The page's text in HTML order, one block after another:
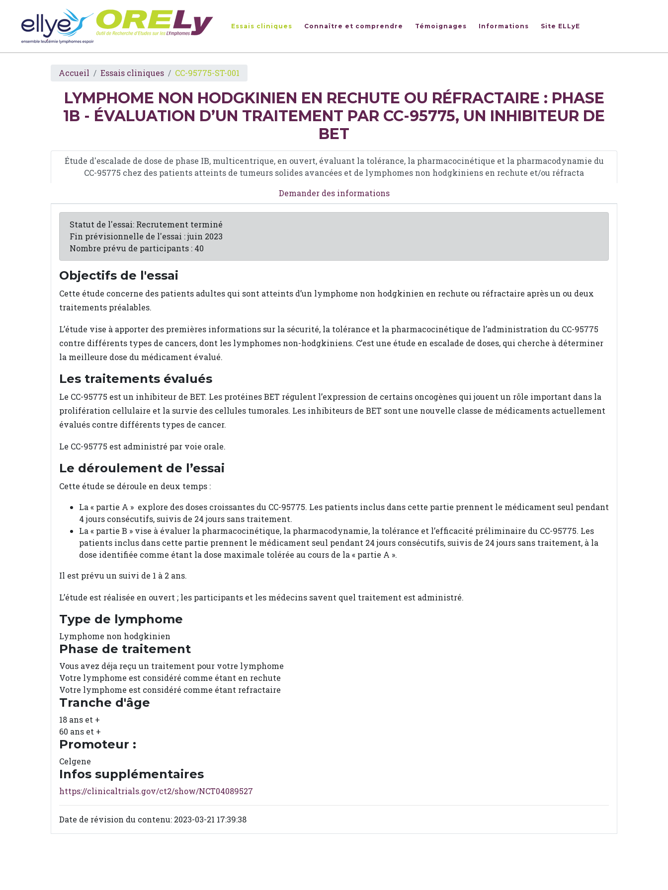
Essais cliniques Connaître et comprendre Témoignages Informations Site ELLyE
Accueil Essais cliniques CC-95775-ST-001
LYMPHOME NON HODGKINIEN EN RECHUTE OU RÉFRACTAIRE : PHASE
1B - ÉVALUATION D’UN TRAITEMENT PAR CC-95775, UN INHIBITEUR DE
BET
Étude d'escalade de dose de phase IB, multicentrique, en ouvert, évaluant la tolérance, la pharmacocinétique et la pharmacodynamie du
CC-95775 chez des patients atteints de tumeurs solides avancées et de lymphomes non hodgkiniens en rechute et/ou réfracta
Demander des informations
Statut de l'essai: Recrutement terminé
Fin prévisionnelle de l'essai : juin 2023
Nombre prévu de participants : 40
Objectifs de l'essai
Cette étude concerne des patients adultes qui sont atteints d’un lymphome non hodgkinien en rechute ou réfractaire après un ou deux
traitements préalables.
L’étude vise à apporter des premières informations sur la sécurité, la tolérance et la pharmacocinétique de l’administration du CC-95775
contre différents types de cancers, dont les lymphomes non-hodgkiniens. C’est une étude en escalade de doses, qui cherche à déterminer
la meilleure dose du médicament évalué.
Les traitements évalués
Le CC-95775 est un inhibiteur de BET. Les protéines BET régulent l’expression de certains oncogènes qui jouent un rôle important dans la
prolifération cellulaire et la survie des cellules tumorales. Les inhibiteurs de BET sont une nouvelle classe de médicaments actuellement
évalués contre différents types de cancer.
Le CC-95775 est administré par voie orale.
Le déroulement de l’essai
Cette étude se déroule en deux temps :
La « partie A » explore des doses croissantes du CC-95775. Les patients inclus dans cette partie prennent le médicament seul pendant
4 jours consécutifs, suivis de 24 jours sans traitement.
La « partie B » vise à évaluer la pharmacocinétique, la pharmacodynamie, la tolérance et l’efficacité préliminaire du CC-95775. Les
patients inclus dans cette partie prennent le médicament seul pendant 24 jours consécutifs, suivis de 24 jours sans traitement, à la
dose identifiée comme étant la dose maximale tolérée au cours de la « partie A ».
Il est prévu un suivi de 1 à 2 ans.
L’étude est réalisée en ouvert ; les participants et les médecins savent quel traitement est administré.
Type de lymphome
Lymphome non hodgkinien
Phase de traitement
Vous avez déja reçu un traitement pour votre lymphome
Votre lymphome est considéré comme étant en rechute
Votre lymphome est considéré comme étant refractaire
Tranche d'âge
18 ans et +
60 ans et +
Promoteur :
Celgene
Infos supplémentaires
https://clinicaltrials.gov/ct2/show/NCT04089527
Date de révision du contenu: 2023-03-21 17:39:38